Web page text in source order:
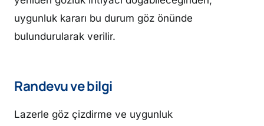
uygunluk kararı bu durum göz önünde
bulundurularak verilir.
Randevu ve bilgi
Lazerle göz çizdirme ve uygunluk